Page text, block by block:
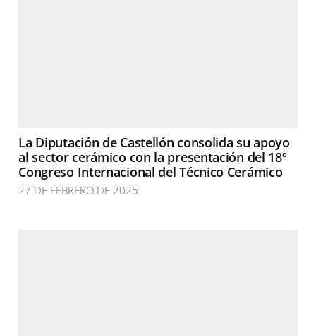
La Diputación de Castellón consolida su apoyo
al sector cerámico con la presentación del 18º
Congreso Internacional del Técnico Cerámico
27 DE FEBRERO DE 2025